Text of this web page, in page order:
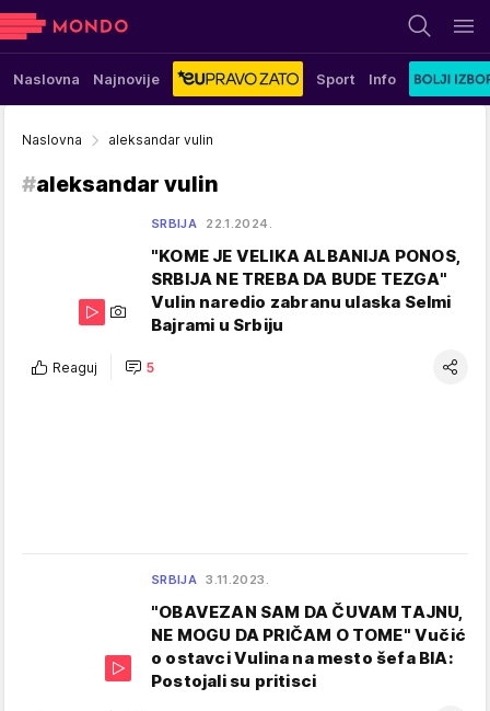
Naslovna Najnovije Sport Info
Naslovna aleksandar vulin
#aleksandar vulin
SRBIJA 22.1.2024.
"KOME JE VELIKA ALBANIJA PONOS,
SRBIJA NE TREBA DA BUDE TEZGA"
Vulin naredio zabranu ulaska Selmi
Bajrami u Srbiju
Reaguj 5
SRBIJA 3.11.2023.
"OBAVEZAN SAM DA ČUVAM TAJNU,
NE MOGU DA PRIČAM O TOME" Vučić
o ostavci Vulina na mesto šefa BIA:
Postojali su pritisci